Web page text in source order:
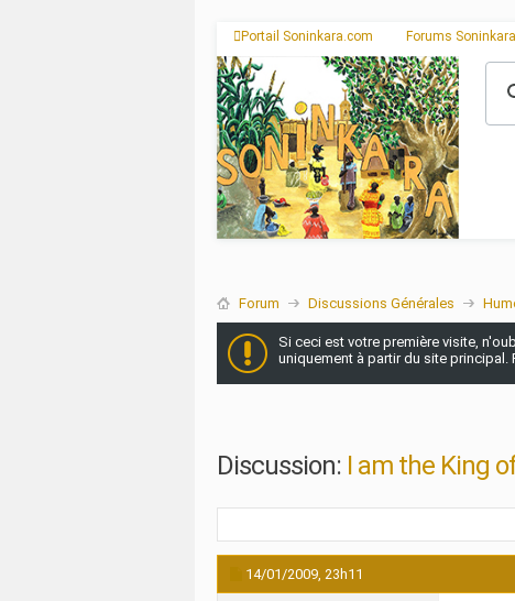
Portail Soninkara.com Forums
Forum Discussions Générales
Si ceci est votre première visite,
uniquement à partir du site
Discussion: I am the King
14/01/2009, 23h11